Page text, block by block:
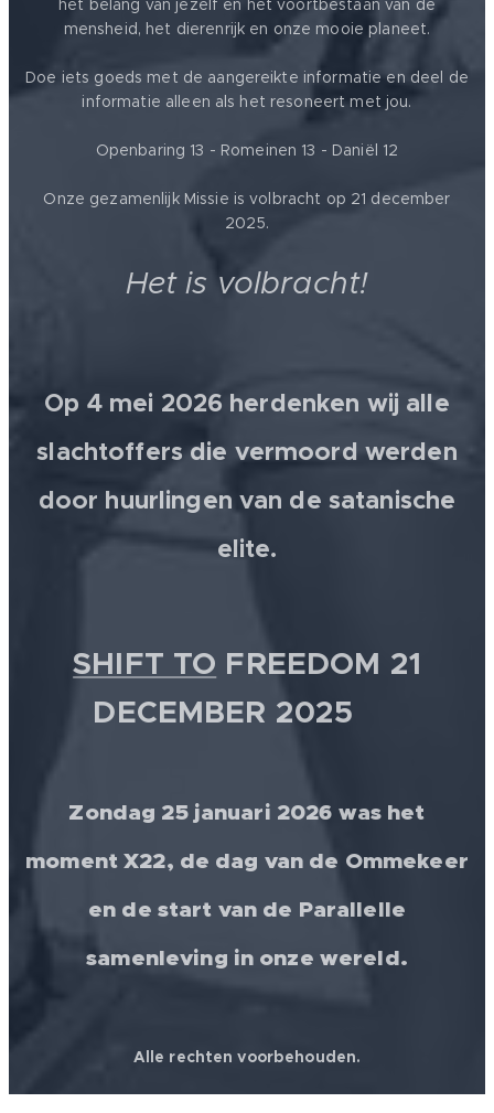
het belang van jezelf en het voortbestaan van de
mensheid, het dierenrijk en onze mooie planeet.
Doe iets goeds met de aangereikte informatie en deel de
informatie alleen als het resoneert met jou.
Openbaring 13 - Romeinen 13 - Daniël 12
Onze gezamenlijk Missie is volbracht op 21 december
2025.
Het is volbracht!
Op 4 mei 2026 herdenken wij alle
slachtoffers die vermoord werden
door huurlingen van de satanische
elite.
SHIFT TO FREEDOM 21
DECEMBER 2025 💫
Zondag 25 januari 2026 was het
moment X22, de dag van de Ommekeer
en de start van de Parallelle
samenleving in onze wereld.
Alle rechten voorbehouden.